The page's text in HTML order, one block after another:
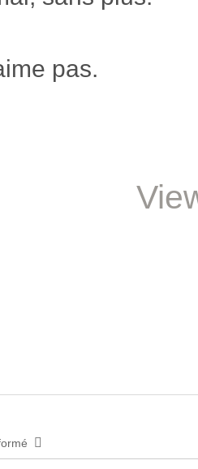
pas.